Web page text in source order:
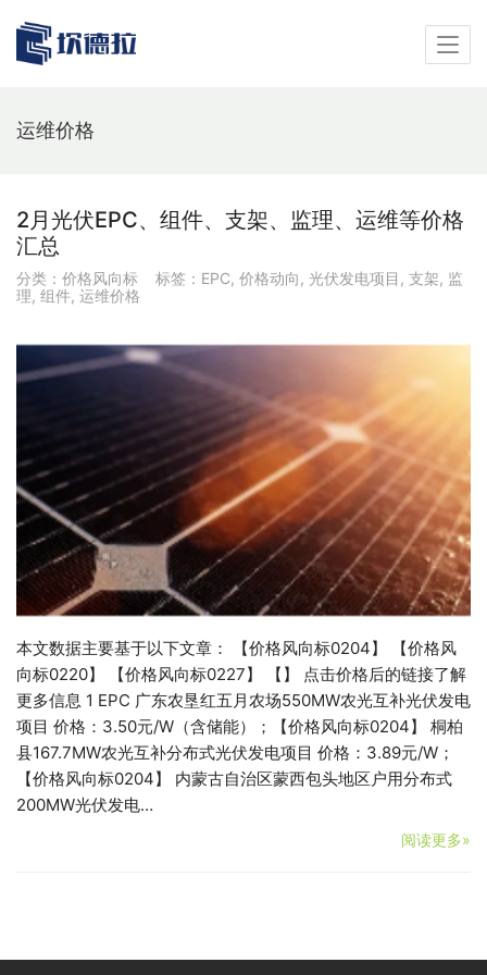
运维价格
2月光伏EPC、组件、支架、监理、运维等价格
汇总
分类： 价格风向标 标签： EPC, 价格动向 , 光伏发电项目 , 支架, 监
理, 组件, 运维价格
本文数据主要基于以下文章： 【价格风向标0204】 【价格风
向标0220】 【价格风向标0227】 【】 点击价格后的链接了解
更多信息 1 EPC 广东农垦红五月农场550MW农光互补光伏发电
项目 价格：3.50元/W（含储能）；【价格风向标0204】 桐柏
县167.7MW农光互补分布式光伏发电项目 价格：3.89元/W；
【价格风向标0204】 内蒙古自治区蒙西包头地区户用分布式
200MW光伏发电…
阅读更多»